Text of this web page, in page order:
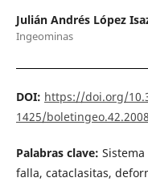
Julián Andrés López
Ingeominas
DOI: https://doi.org/
1425/
Palabras clave:
falla, cataclasitas,